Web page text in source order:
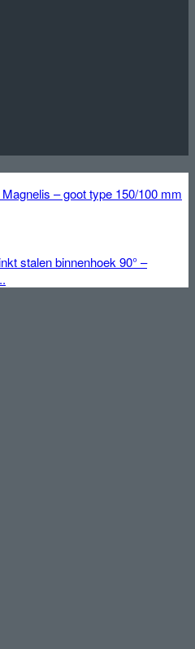
– goot type 150/100 mm
stalen binnenhoek 90° –